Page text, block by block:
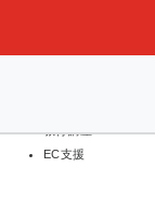
ツ
移
教育講座
EC支援